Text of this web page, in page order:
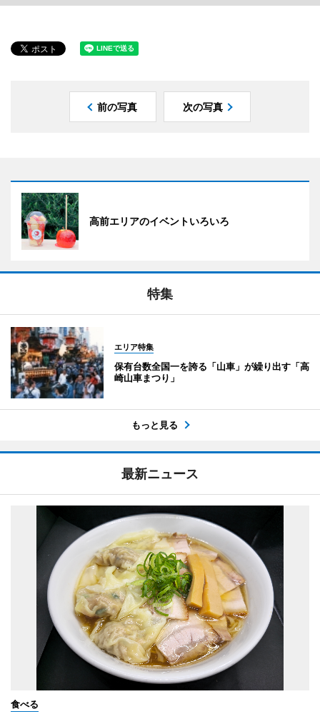
前の写真 次の写真
高前エリアのイベントいろいろ
特集
エリア特集
保有台数全国一を誇る「山車」が繰り出す「高
崎山車まつり」
もっと見る
最新ニュース
食べる